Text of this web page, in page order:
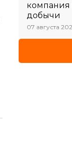
компания
добычи
07 августа